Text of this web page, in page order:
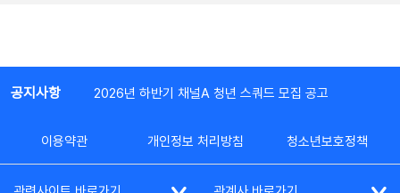
공지사항 2026년 하반기 채널A 청년 스쿼드 모집 공고
이용약관 개인정보 처리방침 청소년보호정책